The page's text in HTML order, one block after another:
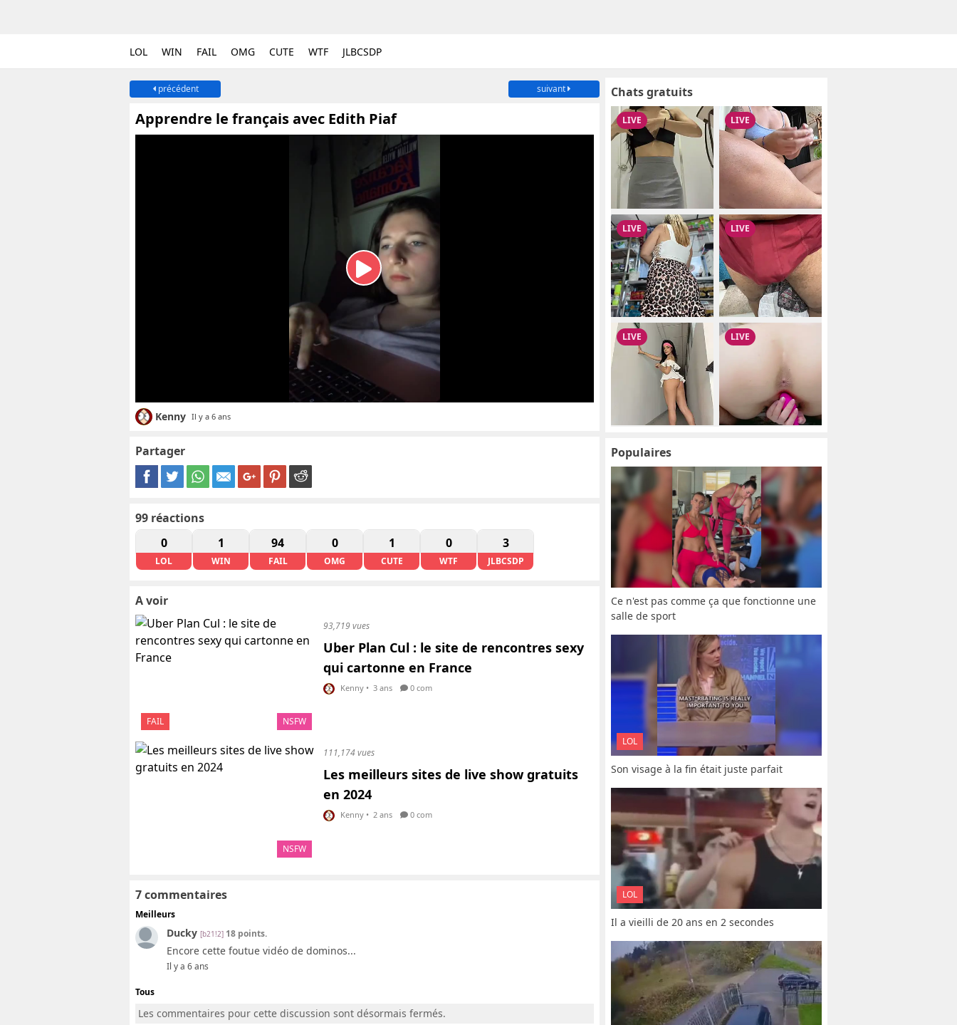
LOL WIN FAIL OMG CUTE WTF JLBCSDP
précédent suivant
Apprendre le français avec Edith Piaf
Kenny Il y a 6 ans
Partager
99 réactions
0
LOL
1
WIN
94
FAIL
0
OMG
1
CUTE
0
WTF
3
JLBCSDP
A voir
FAIL NSFW
93,719 vues
Uber Plan Cul : le site de rencontres sexy
qui cartonne en France
Kenny • 3 ans 0 com
NSFW
111,174 vues
Les meilleurs sites de live show gratuits
en 2024
Kenny • 2 ans 0 com
7 commentaires
Meilleurs
Ducky [b21!2] 18 points.
Encore cette foutue vidéo de dominos...
Il y a 6 ans
Tous
Les commentaires pour cette discussion sont désormais fermés.
Chats gratuits
Populaires
Ce n'est pas comme ça que fonctionne une
salle de sport
LOL
Son visage à la fin était juste parfait
LOL
Il a vieilli de 20 ans en 2 secondes